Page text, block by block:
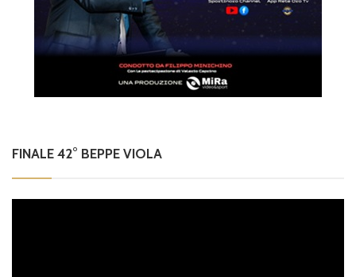
FINALE 42° BEPPE VIOLA